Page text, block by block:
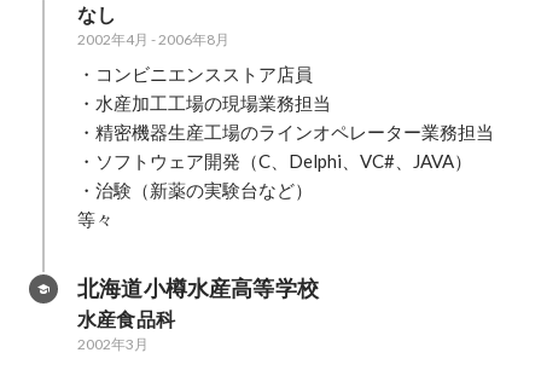
なし
2002年4月 -2006年8月
・コンビニエンスストア店員
・水産加工工場の現場業務担当
・精密機器生産工場のラインオペレーター業務担当
・ソフトウェア開発（C、Delphi、VC#、JAVA）
・治験（新薬の実験台など）
等々
北海道小樽水産高等学校
水産食品科
2002年3月